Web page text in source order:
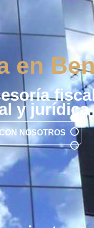
en
y jurídica.
NOSOTROS